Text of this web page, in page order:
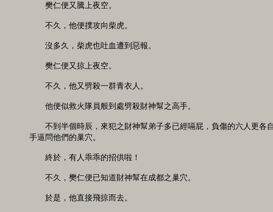
樊仁便又騰上夜空。
不久，他便撲攻向柴虎。
沒多久，柴虎也吐血遭到惡報。
樊仁便又掠上夜空。
不久，他又劈殺一群青衣人。
他便似救火隊員般到處劈殺財神幫之高手。
不到半個時辰，來犯之財神幫弟子多已經嗝屁，負傷的六人更各
手逼問他們的巢穴。
終於，有人乖乖的招供啦！
不久，樊仁便已知道財神幫在成都之巢穴。
於是，他直接飛掠而去。